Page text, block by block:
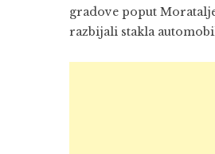
gradove poput
razbijali stakla